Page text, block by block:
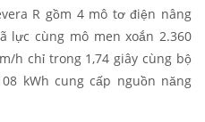
R gồm 4 mô tơ điện nâng
lực cùng mô men xoắn 2.360
h chỉ trong 1,74 giây cùng bộ
kWh cung cấp nguồn năng